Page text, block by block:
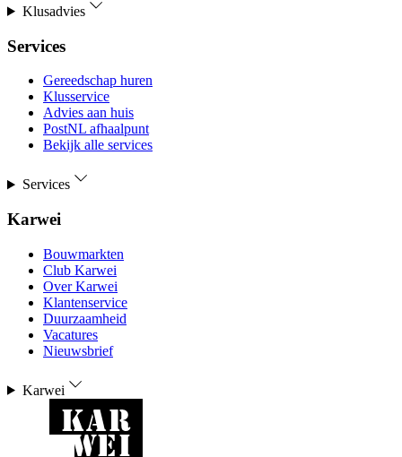
Klusadvies
Services
Gereedschap huren
Klusservice
Advies aan huis
PostNL afhaalpunt
Bekijk alle services
Services
Karwei
Bouwmarkten
Club Karwei
Over Karwei
Klantenservice
Duurzaamheid
Vacatures
Nieuwsbrief
Karwei